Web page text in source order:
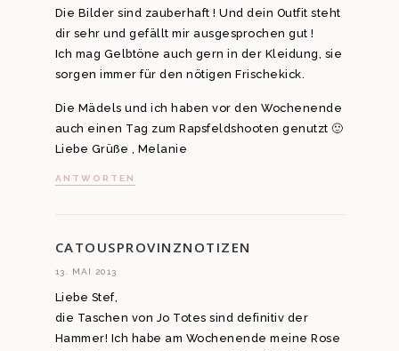
Die Bilder sind zauberhaft ! Und dein Outfit steht
dir sehr und gefällt mir ausgesprochen gut !
Ich mag Gelbtöne auch gern in der Kleidung, sie
sorgen immer für den nötigen Frischekick.
Die Mädels und ich haben vor den Wochenende
auch einen Tag zum Rapsfeldshooten genutzt 🙂
Liebe Grüße , Melanie
ANTWORTEN
CATOUSPROVINZNOTIZEN
13. MAI 2013
Liebe Stef,
die Taschen von Jo Totes sind definitiv der
Hammer! Ich habe am Wochenende meine Rose